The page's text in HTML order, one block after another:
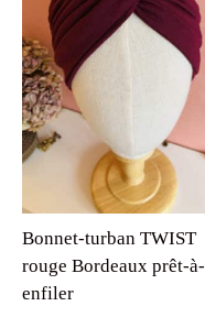
Bonnet-turban TWIST
rouge Bordeaux prêt-à-
enfiler